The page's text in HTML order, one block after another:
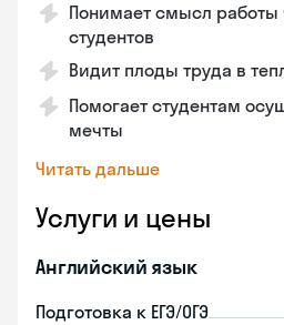
Понимает смысл работы
студентов
Видит плоды труда в
Помогает студентам
мечты
Читать дальше
Услуги и цены
Английский язык
Подготовка к ЕГЭ/ОГЭ